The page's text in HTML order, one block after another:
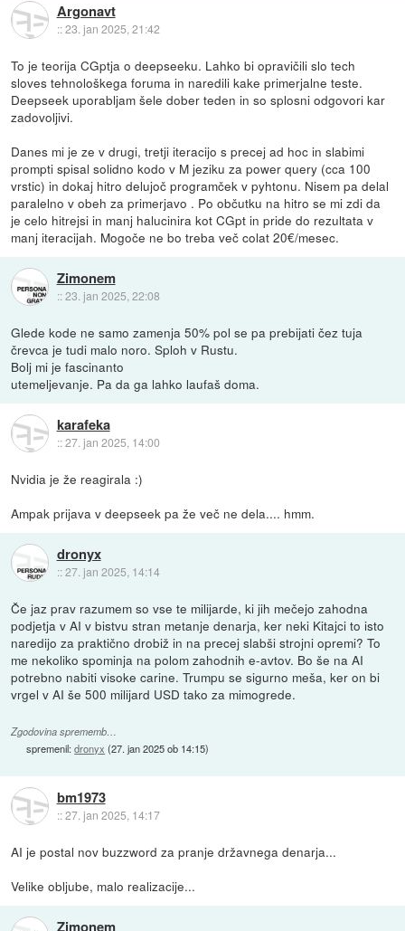
Argonavt
::23. jan 2025, 21:42
To je teorija CGptja o deepseeku. Lahko bi opravičili slo tech
sloves tehnološkega foruma in naredili kake primerjalne teste.
Deepseek uporabljam šele dober teden in so splosni odgovori kar
zadovoljivi.
Danes mi je ze v drugi, tretji iteracijo s precej ad hoc in slabimi
prompti spisal solidno kodo v M jeziku za power query (cca 100
vrstic) in dokaj hitro delujoč programček v pyhtonu. Nisem pa delal
paralelno v obeh za primerjavo . Po občutku na hitro se mi zdi da
je celo hitrejsi in manj halucinira kot CGpt in pride do rezultata v
manj iteracijah. Mogoče ne bo treba več colat 20€/mesec.
Zimonem
::23. jan 2025, 22:08
Glede kode ne samo zamenja 50% pol se pa prebijati čez tuja
črevca je tudi malo noro. Sploh v Rustu.
Bolj mi je fascinanto
utemeljevanje. Pa da ga lahko laufaš doma.
karafeka
::27. jan 2025, 14:00
Nvidia je že reagirala :)
Ampak prijava v deepseek pa že več ne dela.... hmm.
dronyx
::27. jan 2025, 14:14
Če jaz prav razumem so vse te milijarde, ki jih mečejo zahodna
podjetja v AI v bistvu stran metanje denarja, ker neki Kitajci to isto
naredijo za praktično drobiž in na precej slabši strojni opremi? To
me nekoliko spominja na polom zahodnih e-avtov. Bo še na AI
potrebno nabiti visoke carine. Trumpu se sigurno meša, ker on bi
vrgel v AI še 500 milijard USD tako za mimogrede.
Zgodovina sprememb…
spremenil:dronyx (27. jan 2025 ob 14:15)
bm1973
::27. jan 2025, 14:17
AI je postal nov buzzword za pranje državnega denarja...
Velike obljube, malo realizacije...
Zimonem